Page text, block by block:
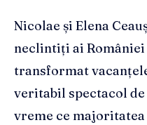
Nicolae și Elena
neclintiți ai
transformat
veritabil spectacol
vreme ce